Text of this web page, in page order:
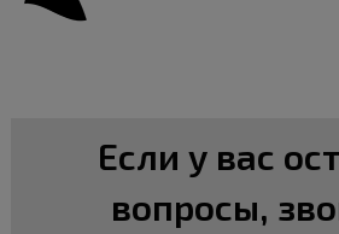
Если у вас
вопросы,